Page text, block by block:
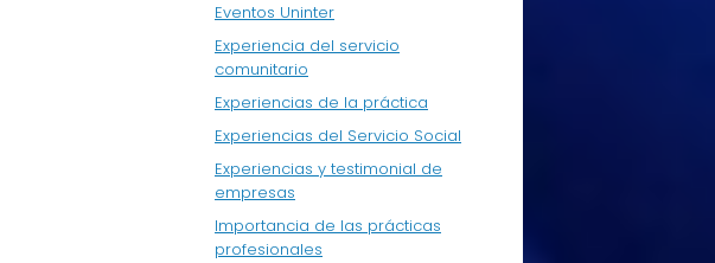
Eventos Uninter
Experiencia del servicio
comunitario
Experiencias de la práctica
Experiencias del Servicio Social
Experiencias y testimonial de
empresas
Importancia de las prácticas
profesionales